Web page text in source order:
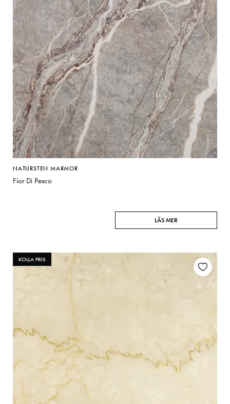
Matberedare & Mixer
Vattenkokare
NATURSTEN MARMOR
Fior Di Pesco
LÄS MER
KOLLA PRIS